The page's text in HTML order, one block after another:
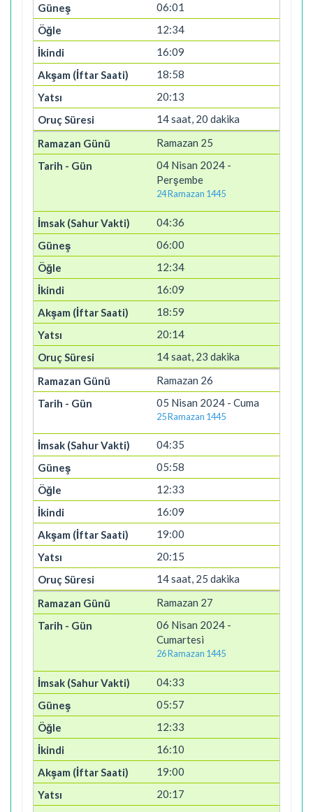
06:01
12:34
16:09
18:58
20:13
14 saat, 20 dakika
Ramazan 25
04 Nisan 2024 -
Perşembe
24 Ramazan 1445
04:36
06:00
12:34
16:09
18:59
20:14
14 saat, 23 dakika
Ramazan 26
05 Nisan 2024 - Cuma
25 Ramazan 1445
04:35
05:58
12:33
16:09
19:00
20:15
14 saat, 25 dakika
Ramazan 27
06 Nisan 2024 -
Cumartesi
26 Ramazan 1445
04:33
05:57
12:33
16:10
19:00
20:17